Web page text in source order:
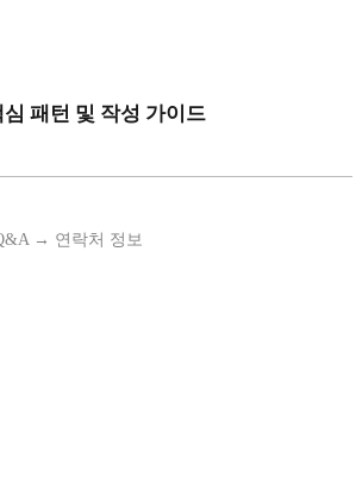
패턴 및 작성 가이드
→ 연락처 정보